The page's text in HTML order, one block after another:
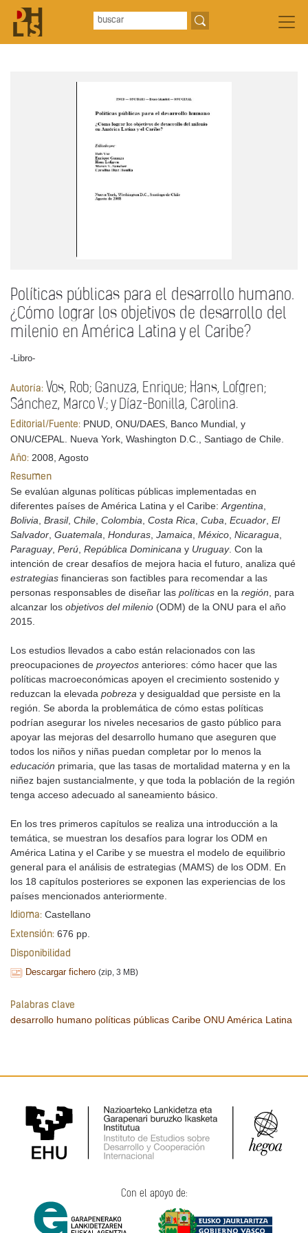
Políticas públicas para el desarrollo humano.
¿Cómo lograr los objetivos de desarrollo del
milenio en América Latina y el Caribe?
-Libro-
Autoría: Vos, Rob; Ganuza, Enrique; Hans, Lofgren;
Sánchez, Marco V.; y Díaz-Bonilla, Carolina.
Editorial/Fuente: PNUD, ONU/DAES, Banco Mundial, y
ONU/CEPAL. Nueva York, Washington D.C., Santiago de Chile.
Año: 2008, Agosto
Resumen
Se evalúan algunas políticas públicas implementadas en
diferentes países de América Latina y el Caribe:Argentina,
Bolivia, Brasil, Chile, Colombia, Costa Rica, Cuba, Ecuador, El
Salvador, Guatemala, Honduras, Jamaica, México, Nicaragua,
Paraguay, Perú, República Dominicana y Uruguay. Con la
intención de crear desafíos de mejora hacia el futuro, analiza qué
estrategias financieras son factibles para recomendar a las
personas responsables de diseñar las políticas en la región, para
alcanzar los objetivos del milenio (ODM) de la ONU para el año
2015.
Los estudios llevados a cabo están relacionados con las
preocupaciones de proyectos anteriores: cómo hacer que las
políticas macroeconómicas apoyen el crecimiento sostenido y
reduzcan la elevada pobreza y desigualdad que persiste en la
región. Se aborda la problemática de cómo estas políticas
podrían asegurar los niveles necesarios de gasto público para
apoyar las mejoras del desarrollo humano que aseguren que
todos los niños y niñas puedan completar por lo menos la
educación primaria, que las tasas de mortalidad materna y en la
niñez bajen sustancialmente, y que toda la población de la región
tenga acceso adecuado al saneamiento básico.
En los tres primeros capítulos se realiza una introducción a la
temática, se muestran los desafíos para lograr los ODM en
América Latina y el Caribe y se muestra el modelo de equilibrio
general para el análisis de estrategias (MAMS) de los ODM. En
los 18 capítulos posteriores se exponen las experiencias de los
países mencionados anteriormente.
Idioma: Castellano
Extensión: 676 pp.
Disponibilidad
Descargar fichero (zip, 3 MB)
Palabras clave
desarrollo humano políticas públicas Caribe ONU América Latina
Con el apoyo de: